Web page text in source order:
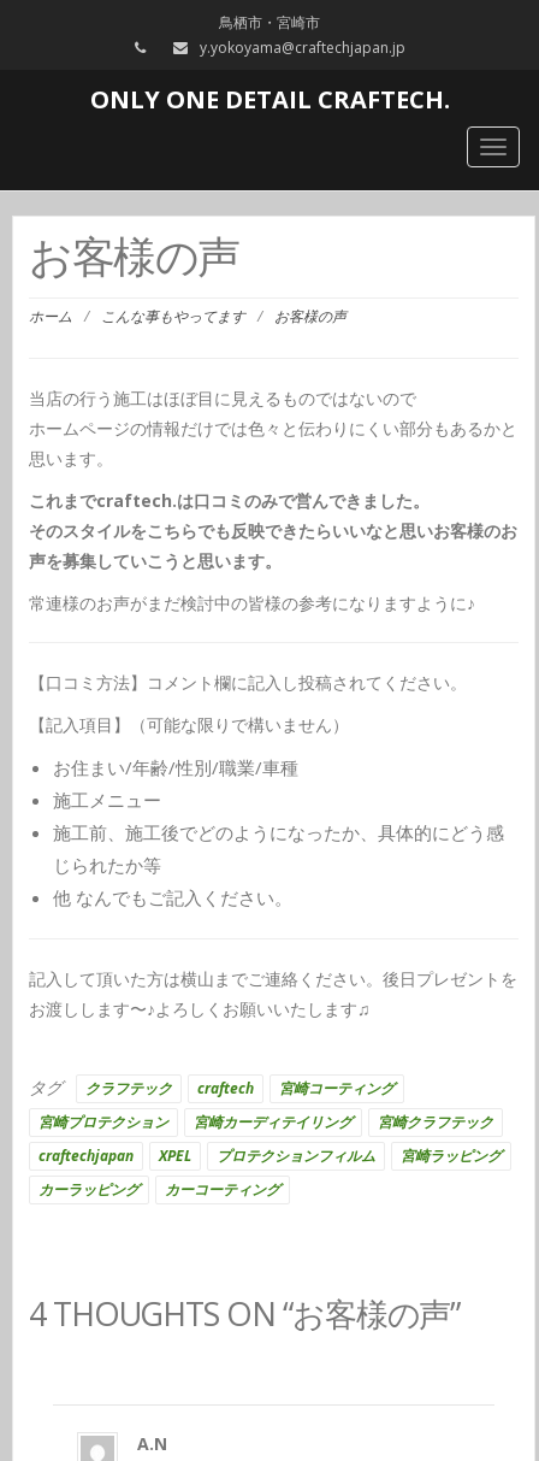
鳥栖市・宮崎市
y.yokoyama@craftechjapan.jp
ONLY ONE DETAIL CRAFTECH.
お客様の声
ホーム / こんな事もやってます / お客様の声
当店の行う施工はほぼ目に見えるものではないので
ホームページの情報だけでは色々と伝わりにくい部分もあるかと
思います。
これまでcraftech.は口コミのみで営んできました。
そのスタイルをこちらでも反映できたらいいなと思いお客様のお
声を募集していこうと思います。
常連様のお声がまだ検討中の皆様の参考になりますように♪
【口コミ方法】コメント欄に記入し投稿されてください。
【記入項目】（可能な限りで構いません）
お住まい/年齢/性別/職業/車種
施工メニュー
施工前、施工後でどのようになったか、具体的にどう感
じられたか等
他 なんでもご記入ください。
記入して頂いた方は横山までご連絡ください。後日プレゼントを
お渡しします〜♪よろしくお願いいたします♫
タグ クラフテック craftech
宮崎コーティング
宮崎プロテクション
宮崎カーディテイリング
宮崎クラフテック
craftechjapan
XPEL プロテクションフィルム
宮崎ラッピング
カーラッピング
カーコーティング
4 THOUGHTS ON “お客様の声”
A.N